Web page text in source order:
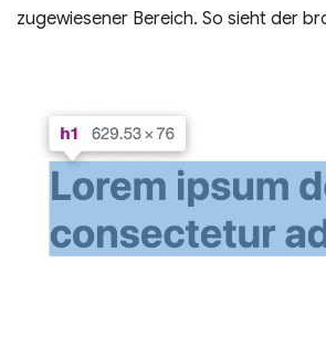
zugewiesener Bereich. So sieht der